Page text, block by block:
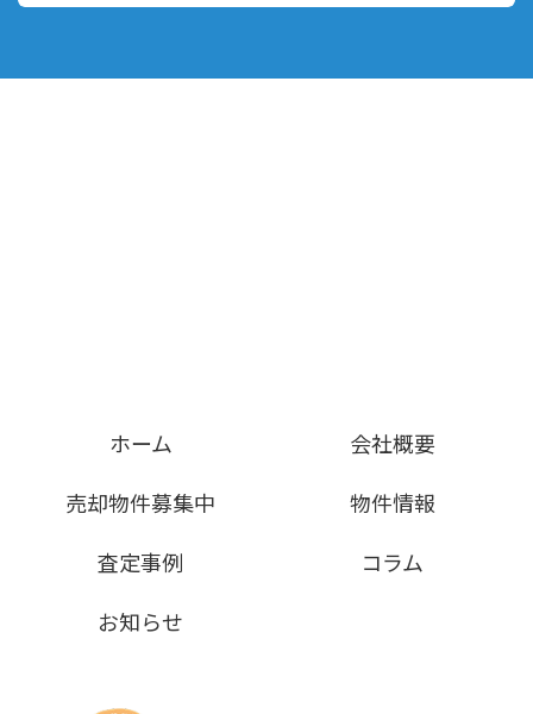
ホーム
会社概要
売却物件募集中
物件情報
査定事例
コラム
お知らせ